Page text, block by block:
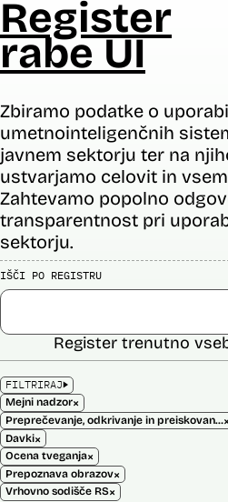
Register
rabe UI
Zbiramo podatke o uporabi
umetnointeligenčnih
javnem sektorju ter na
ustvarjamo celovit in
Zahtevamo popolno
transparentnost pri
sektorju.
IŠČI PO REGISTRU
FILTRIRAJ
Mejni nadzor×
Preprečevanje, odkrivanje in preiskovanje kaznivih dejanj×
Davki×
Ocena tveganja×
Prepoznava obrazov×
Vrhovno sodišče RS×
Register trenutno